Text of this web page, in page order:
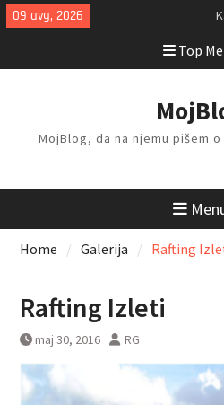
Skip
to
09 avg, 2026
Top
MojBlog, da na njemu pišem
Home Galerija Rafting
Rafting Izleti
maj 30, 2016 RG